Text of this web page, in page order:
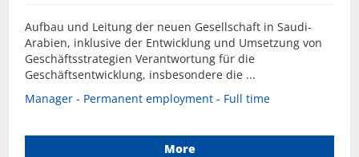
Aufbau und Leitung der neuen Gesellschaft in Saudi-
Arabien, inklusive der Entwicklung und Umsetzung von
Geschäftsstrategien Verantwortung für die
Geschäftsentwicklung, insbesondere die ...
Manager - Permanent employment - Full time
More